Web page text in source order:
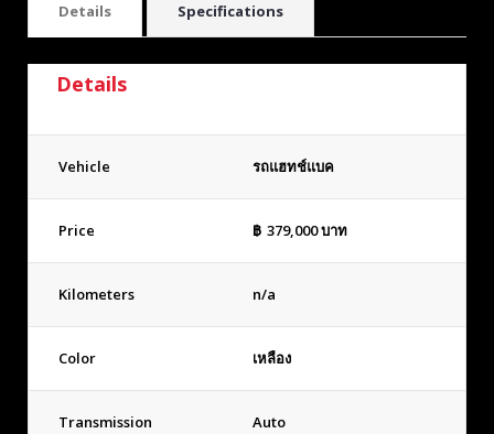
Details Specifications
Details
Vehicle รถแฮทช์แบค
Price ฿ 379,000บาท
Kilometers n/a
Color เหลือง
Transmission Auto